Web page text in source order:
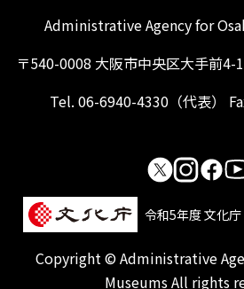
Administrative Agency for
〒540-0008 大阪市中央区大手前4-
Tel. 06-6940-4330（代表）
令和5年度 文化
Copyright © Administrative
Museums All rights